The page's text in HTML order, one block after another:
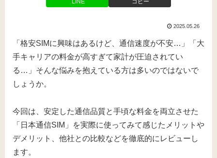
LINE コピー
2025.05.26
「格安SIMに興味はあるけど、通信速度が不安…」「大
手キャリアの料金が高すぎて家計が圧迫されてい
る…」そんな悩みを抱えている方は多いのではないで
しょうか。
今回は、安定した通信品質と手頃な料金を両立させた
「日本通信SIM」を実際に使ってみて感じたメリットや
デメリット、他社との比較などを徹底的にレビューし
ます。